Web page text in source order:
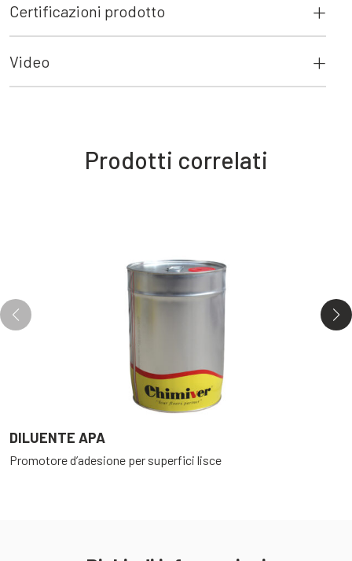
Certificazioni prodotto
Video
Prodotti correlati
DILUENTE APA
Promotore d’adesione per superfici lisce